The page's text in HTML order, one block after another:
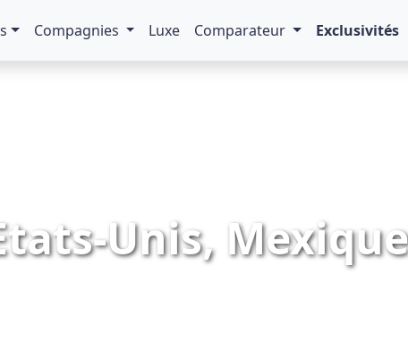
Compagnies Luxe Comparateur Exclusivités
Unis,